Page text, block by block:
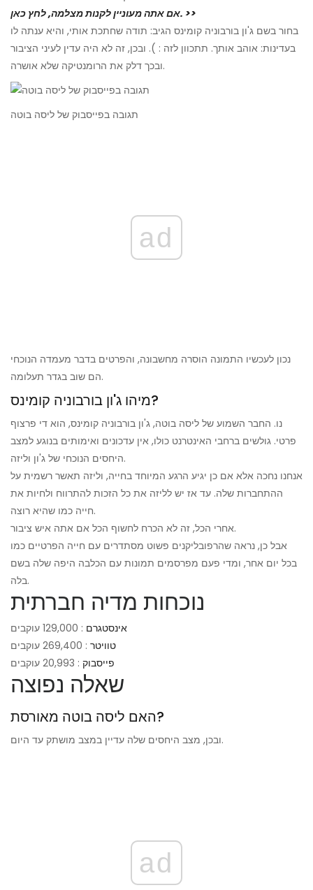
אם אתה מעוניין לקנות מצלמה, לחץ כאן. >>
בחור בשם ג'ון בורבוניה קומינס הגיב: תודה שחתכת אותי, והיא ענתה לו
בעדינות: אוהב אותך. תתכוון לזה : ). ובכן, זה לא היה עדין לעיני הציבור
ובכך דלק את הרומנטיקה שלא אושרה.
תגובה בפייסבוק של ליסה בוטה
ad
נכון לעכשיו התמונה הוסרה מחשבונה, והפרטים בדבר מעמדה הנוכחי
הם שוב בגדר תעלומה.
מיהו ג'ון בורבוניה קומינס?
נו. החבר השמוע של ליסה בוטה, ג'ון בורבוניה קומינס, הוא די פרצוף
פרטי. גולשים ברחבי האינטרנט כולו, אין עדכונים ואימותים בנוגע למצב
היחסים הנוכחי של ג'ון וליזה.
אנחנו נחכה אלא אם כן יגיע הרגע המיוחד בחייה, וליזה תאשר רשמית על
ההתחברות שלה. עד אז יש לליזה את כל הזכות להתרווח ולחיות את
חייה כמו שהיא רוצה.
אחרי הכל, זה לא הכרח לחשוף הכל אם אתה איש ציבור.
אבל כן, נראה שהרפובליקנים פשוט מסתדרים עם חייה הפרטיים כמו
בכל יום אחר, ומדי פעם מפרסמים תמונות עם הכלבה היפה שלה בשם
בלה.
נוכחות מדיה חברתית
אינסטגרם : 129,000 עוקבים
טוויטר : 269,400 עוקבים
פייסבוק : 20,993 עוקבים
שאלה נפוצה
האם ליסה בוטה מאורסת?
ובכן, מצב היחסים שלה עדיין במצב מושתק עד היום.
ad